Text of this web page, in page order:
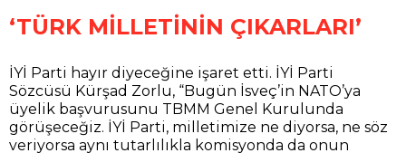
‘TÜRK MİLLETİNİN ÇIKARLARI’
İYİ Parti hayır diyeceğine işaret etti. İYİ Parti
Sözcüsü Kürşad Zorlu, “Bugün İsveç’in NATO’ya
üyelik başvurusunu TBMM Genel Kurulunda
görüşeceğiz. İYİ Parti, milletimize ne diyorsa, ne söz
veriyorsa aynı tutarlılıkla komisyonda da onun